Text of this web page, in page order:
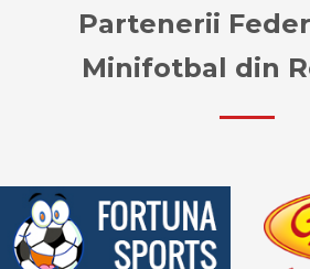
Partenerii
Minifotbal din